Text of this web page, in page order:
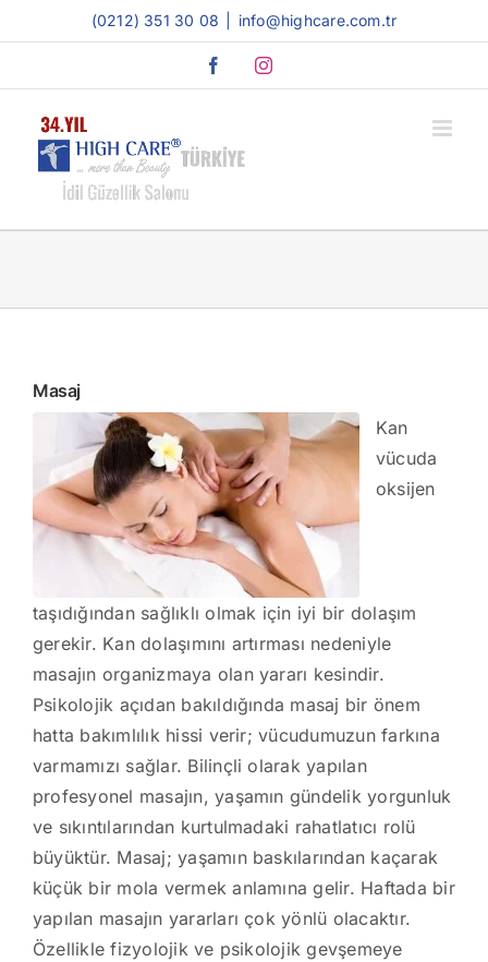
to
(0212) 351 30 08 info@highcare.com.tr
FacebookInstagram
Masaj
Kan
vücuda
oksijen
taşıdığından sağlıklı olmak için iyi bir dolaşım
gerekir. Kan dolaşımını artırması nedeniyle
masajın organizmaya olan yararı kesindir.
Psikolojik açıdan bakıldığında masaj bir önem
hatta bakımlılık hissi verir; vücudumuzun farkına
varmamızı sağlar. Bilinçli olarak yapılan
profesyonel masajın, yaşamın gündelik yorgunluk
ve sıkıntılarından kurtulmadaki rahatlatıcı rolü
büyüktür. Masaj; yaşamın baskılarından kaçarak
küçük bir mola vermek anlamına gelir. Haftada bir
yapılan masajın yararları çok yönlü olacaktır.
Özellikle fizyolojik ve psikolojik gevşemeye